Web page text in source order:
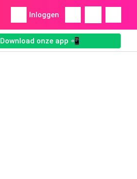
Inloggen
Download onze app 📲